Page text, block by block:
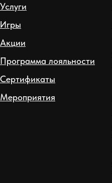
Услуги
Игры
Акции
Программа лояльности
Сертификаты
Мероприятия